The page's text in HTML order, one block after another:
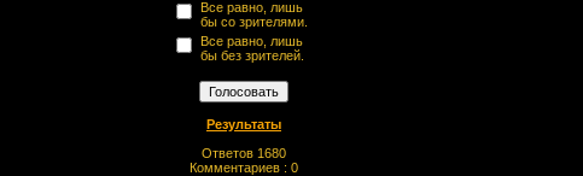
Все равно, лишь
бы со зрителями.
Все равно, лишь
бы без зрителей.
Результаты
Ответов 1680
Комментариев : 0